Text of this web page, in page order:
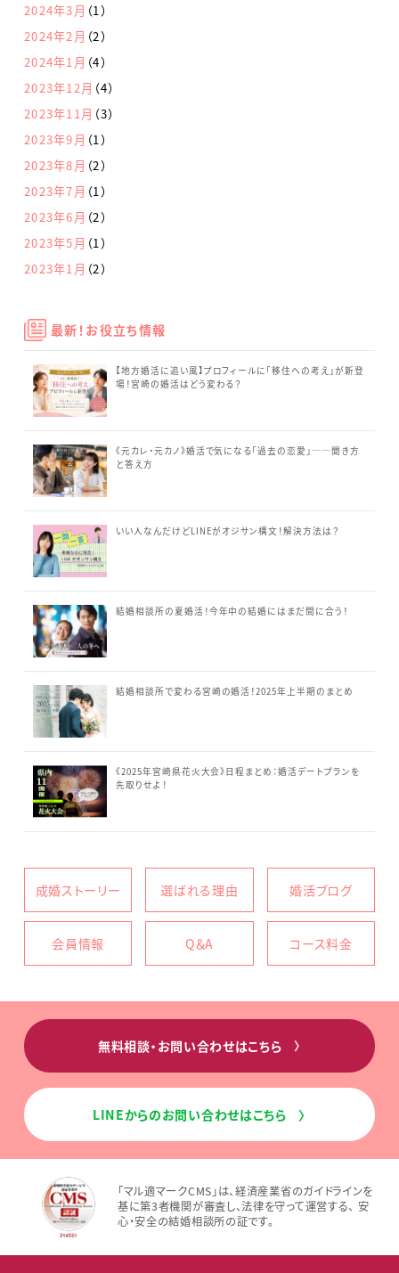
2024年3月 （1）
2024年2月 （2）
2024年1月 （4）
2023年12月 （4）
2023年11月 （3）
2023年9月 （1）
2023年8月 （2）
2023年7月 （1）
2023年6月 （2）
2023年5月 （1）
2023年1月 （2）
最新！お役立ち情報
【地方婚活に追い風】プロフィールに「移住への考え」が新登
場！宮崎の婚活はどう変わる？
《元カレ・元カノ》婚活で気になる「過去の恋愛」──聞き方
と答え方
いい人なんだけどLINEがオジサン構文！解決方法は？
結婚相談所の夏婚活！今年中の結婚にはまだ間に合う！
結婚相談所で変わる宮崎の婚活！2025年上半期のまとめ
《2025年宮崎県花火大会》日程まとめ：婚活デートプランを
先取りせよ！
成婚ストーリー 選ばれる理由 婚活ブログ
会員情報 Q＆A コース料金
無料相談・お問い合わせはこちら〉
LINEからのお問い合わせはこちら〉
「マル適マークCMS」は、経済産業省のガイドラインを
基に第3者機関が審査し、法律を守って運営する、 安
心・安全の結婚相談所の証です。